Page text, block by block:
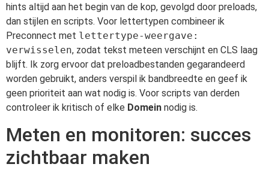
hints altijd aan het begin van de kop, gevolgd door preloads,
dan stijlen en scripts. Voor lettertypen combineer ik
Preconnect met lettertype-weergave:
verwisselen, zodat tekst meteen verschijnt en CLS laag
blijft. Ik zorg ervoor dat preloadbestanden gegarandeerd
worden gebruikt, anders verspil ik bandbreedte en geef ik
geen prioriteit aan wat nodig is. Voor scripts van derden
controleer ik kritisch of elke Domein nodig is.
Meten en monitoren: succes
zichtbaar maken